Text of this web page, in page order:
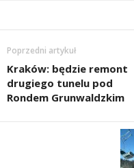
Poprzedni artykuł
Kraków: będzie remont
drugiego tunelu pod
Rondem Grunwaldzkim